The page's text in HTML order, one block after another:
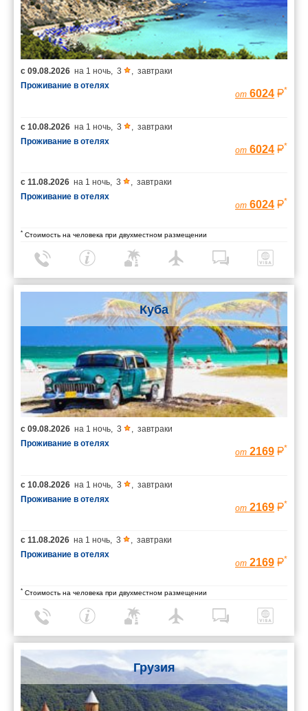
с 09.08.2026 на 1 ночь 3
завтраки
Проживание в отелях
от 6024 *
с 10.08.2026 на 1 ночь 3
завтраки
Проживание в отелях
от 6024 *
с 11.08.2026 на 1 ночь 3
завтраки
Проживание в отелях
от 6024 *
* Стоимость на человека при двухместном размещении
Куба
с 09.08.2026 на 1 ночь 3
завтраки
Проживание в отелях
от 2169 *
с 10.08.2026 на 1 ночь 3
завтраки
Проживание в отелях
от 2169 *
с 11.08.2026 на 1 ночь 3
завтраки
Проживание в отелях
от 2169 *
* Стоимость на человека при двухместном размещении
Грузия